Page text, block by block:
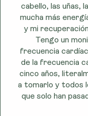
cabello, las uñas,
mucha más
y mi
Tengo un
frecuencia
de la frecuencia
cinco años,
a tomarlo y todos
que solo han